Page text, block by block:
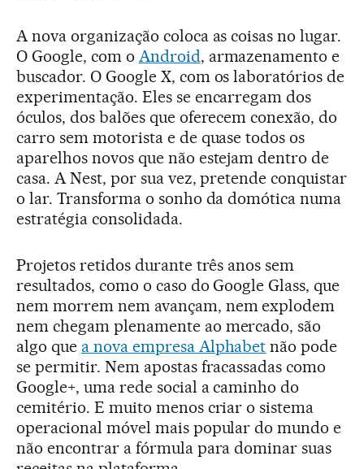
A nova organização coloca as coisas no lugar.
O Google, com o Android, armazenamento e
buscador. O Google X, com os laboratórios de
experimentação. Eles se encarregam dos
óculos, dos balões que oferecem conexão, do
carro sem motorista e de quase todos os
aparelhos novos que não estejam dentro de
casa. A Nest, por sua vez, pretende conquistar
o lar. Transforma o sonho da domótica numa
estratégia consolidada.
Projetos retidos durante três anos sem
resultados, como o caso do Google Glass, que
nem morrem nem avançam, nem explodem
nem chegam plenamente ao mercado, são
algo que a nova empresa Alphabet não pode
se permitir. Nem apostas fracassadas como
Google+, uma rede social a caminho do
cemitério. E muito menos criar o sistema
operacional móvel mais popular do mundo e
não encontrar a fórmula para dominar suas